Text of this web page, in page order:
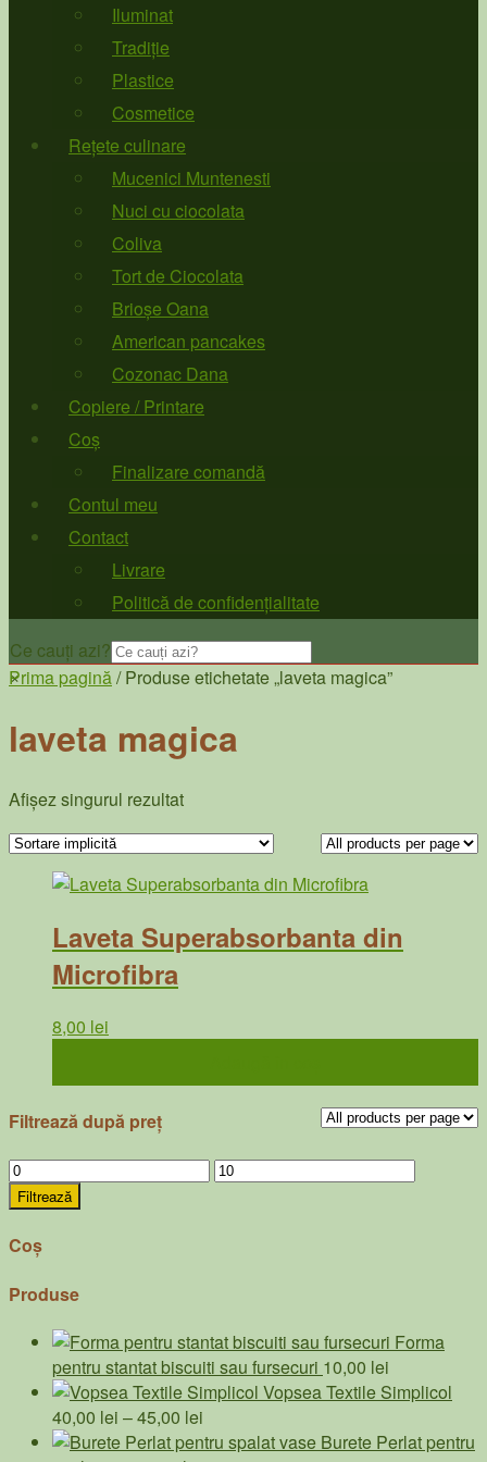
Iluminat
Tradiție
Plastice
Cosmetice
Rețete culinare
Mucenici Muntenesti
Nuci cu ciocolata
Coliva
Tort de Ciocolata
Brioșe Oana
American pancakes
Cozonac Dana
Copiere / Printare
Coș
Finalizare comandă
Contul meu
Contact
Livrare
Politică de confidențialitate
Ce cauți azi?
×
Prima pagină/ Produse etichetate „laveta magica”
laveta magica
Afișez singurul rezultat
Laveta Superabsorbanta din
Microfibra
8,00 lei
Filtrează după preț
Preț
minim
Preț
Filtrează
Coș
Produse
Forma
pentru stantat biscuiti sau fursecuri 10,00 lei
Vopsea Textile Simplicol
40,00 lei –45,00 lei
de
Burete Perlat pentru